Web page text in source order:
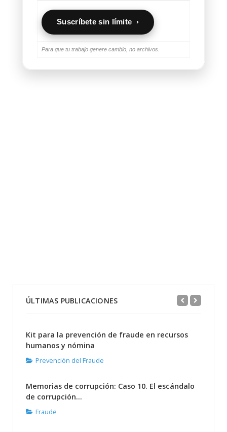
Suscríbete sin límite ›
Para que tu trabajo genere cambio, no archivos.
ÚLTIMAS PUBLICACIONES
Kit para la prevención de fraude en recursos
humanos y nómina
Prevención del Fraude
Memorias de corrupción: Caso 10. El escándalo
de corrupción...
Fraude